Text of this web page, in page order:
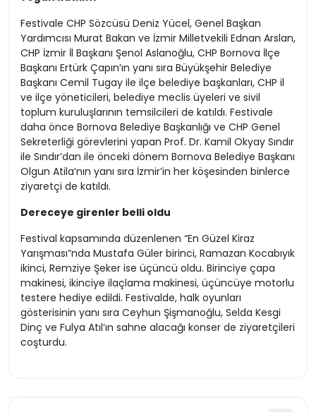
Festivale CHP Sözcüsü Deniz Yücel, Genel Başkan
Yardımcısı Murat Bakan ve İzmir Milletvekili Ednan Arslan,
CHP İzmir İl Başkanı Şenol Aslanoğlu, CHP Bornova İlçe
Başkanı Ertürk Çapın’ın yanı sıra Büyükşehir Belediye
Başkanı Cemil Tugay ile ilçe belediye başkanları, CHP il
ve ilçe yöneticileri, belediye meclis üyeleri ve sivil
toplum kuruluşlarının temsilcileri de katıldı. Festivale
daha önce Bornova Belediye Başkanlığı ve CHP Genel
Sekreterliği görevlerini yapan Prof. Dr. Kamil Okyay Sındır
ile Sındır’dan ile önceki dönem Bornova Belediye Başkanı
Olgun Atila’nın yanı sıra İzmir’in her köşesinden binlerce
ziyaretçi de katıldı.
Dereceye girenler belli oldu
Festival kapsamında düzenlenen “En Güzel Kiraz
Yarışması”nda Mustafa Güler birinci, Ramazan Kocabıyık
ikinci, Remziye Şeker ise üçüncü oldu. Birinciye çapa
makinesi, ikinciye ilaçlama makinesi, üçüncüye motorlu
testere hediye edildi. Festivalde, halk oyunları
gösterisinin yanı sıra Ceyhun Şişmanoğlu, Selda Kesgi
Dinç ve Fulya Atıl’ın sahne alacağı konser de ziyaretçileri
coşturdu.